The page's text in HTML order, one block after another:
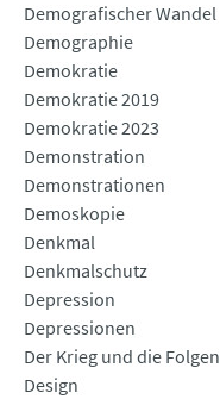
Demografischer Wandel
Demographie
Demokratie
Demokratie 2019
Demokratie 2023
Demonstration
Demonstrationen
Demoskopie
Denkmal
Denkmalschutz
Depression
Depressionen
Der Krieg und die Folgen
Design